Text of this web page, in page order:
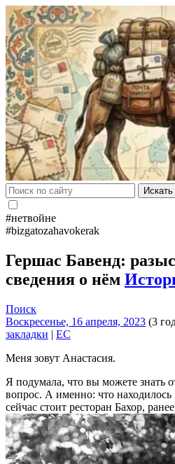
Искать
#нетвойне
#bizgatozahavokerak
Гершас Бавенд:
сведения о нём
Поиск
Воскресенье, 16 апреля, 2023 (3
закладки | EC
Меня зовут Анастасия.
Я подумала, что вы можете знать
вопрос. А именно: что находилось
сейчас стоит ресторан Бахор,